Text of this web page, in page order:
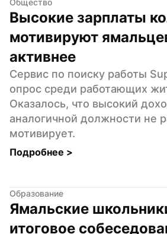
Высокие зарплаты
мотивируют
активнее
Сервис по поиску работы
опрос среди работающих
Оказалось, что высокий
аналогичной должности не
мотивирует.
Подробнее >
Образование
Ямальские
итоговое